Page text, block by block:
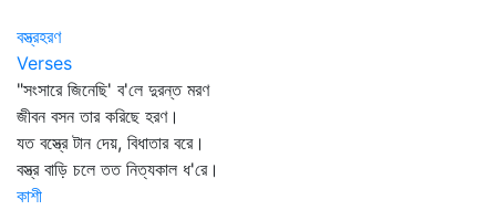
বস্ত্রহরণ
Verses
"সংসারে জিনেছি' ব'লে দুরন্ত মরণ
জীবন বসন তার করিছে হরণ।
যত বস্ত্রে টান দেয়, বিধাতার বরে।
বস্ত্র বাড়ি চলে তত নিত্যকাল ধ'রে।
কাশী